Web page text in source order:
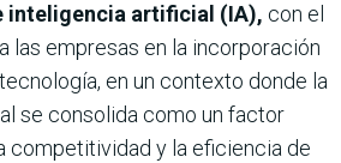
inteligencia artificial (IA), con el
las empresas en la incorporación
en un contexto donde la
se consolida como un factor
competitividad y la eficiencia de